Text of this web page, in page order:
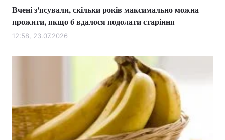
Вчені з'ясували, скільки років максимально можна
прожити, якщо б вдалося подолати старіння
12:58, 23.07.2026